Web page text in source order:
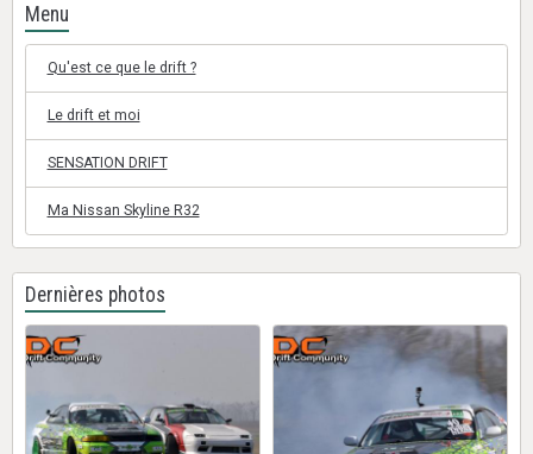
Menu
Qu'est ce que le drift ?
Le drift et moi
SENSATION DRIFT
Ma Nissan Skyline R32
Dernières photos